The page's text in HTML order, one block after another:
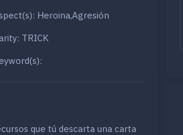
Heroina,Agresión
TRICK
que tú descarta una carta